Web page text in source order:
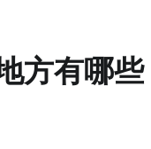
方有哪些